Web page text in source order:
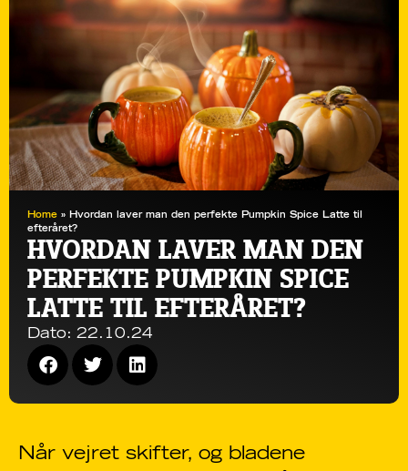
Home » Hvordan laver man den perfekte Pumpkin Spice Latte til
efteråret?
HVORDAN LAVER MAN DEN
PERFEKTE PUMPKIN SPICE
LATTE TIL EFTERÅRET?
Dato: 22.10.24
Når vejret skifter, og bladene